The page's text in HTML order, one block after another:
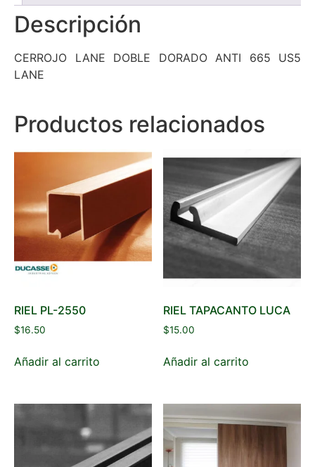
Descripción
CERROJO LANE DOBLE DORADO ANTI 665 US5
LANE
Productos relacionados
RIEL PL-2550
$16.50
Añadir al carrito
RIEL TAPACANTO LUCA
$15.00
Añadir al carrito